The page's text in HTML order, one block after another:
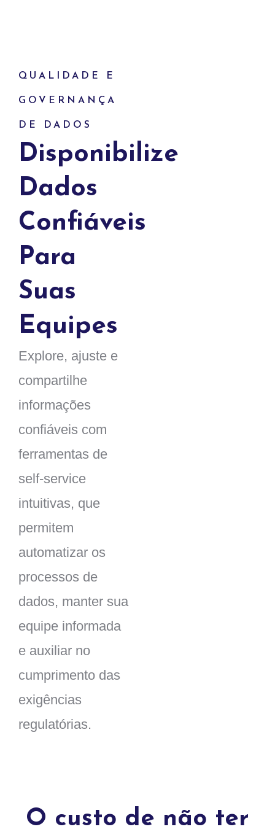
QUALIDADE E
GOVERNANÇA
DE DADOS
Disponibilize
Dados
Confiáveis
Para
Suas
Equipes
Explore, ajuste e
compartilhe
informações
confiáveis com
ferramentas de
self-service
intuitivas, que
permitem
automatizar os
processos de
dados, manter sua
equipe informada
e auxiliar no
cumprimento das
exigências
regulatórias.
O custo de não ter